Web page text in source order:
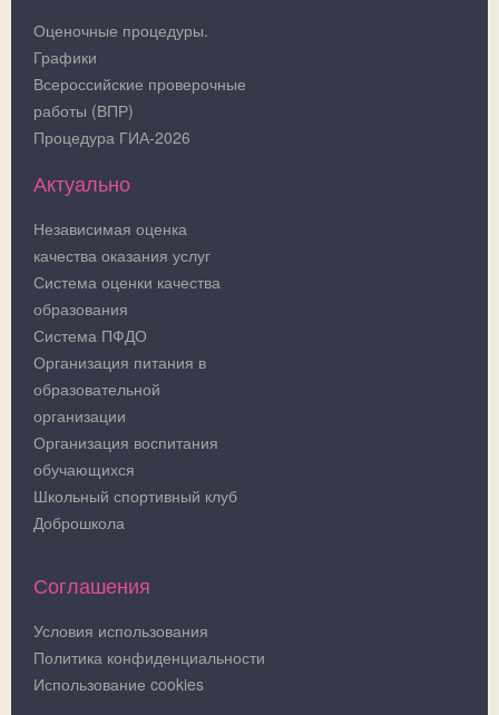
Оценочные процедуры.
Графики
Всероссийские проверочные
работы (ВПР)
Процедура ГИА-2026
Актуально
Независимая оценка
качества оказания услуг
Система оценки качества
образования
Система ПФДО
Организация питания в
образовательной
организации
Организация воспитания
обучающихся
Школьный спортивный клуб
Доброшкола
Соглашения
Условия использования
Политика конфиденциальности
Использование cookies